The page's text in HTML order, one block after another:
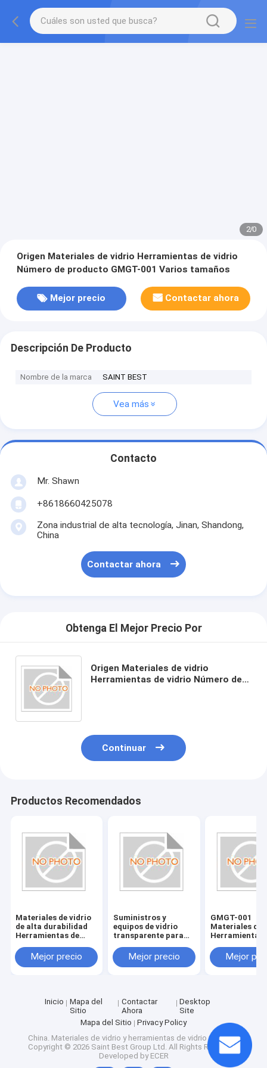
2/0
Origen Materiales de vidrio Herramientas de vidrio
Número de producto GMGT-001 Varios tamaños
Mejor precio Contactar ahora
Descripción De Producto
Nombre de la marca SAINT BEST
Vea más
Contacto
Mr. Shawn
+8618660425078
Zona industrial de alta tecnología, Jinan, Shandong,
China
Contactar ahora
Obtenga El Mejor Precio Por
Origen Materiales de vidrio
Herramientas de vidrio Número de
Continuar
Productos Recomendados
Materiales de vidrio
de alta durabilidad
Herramientas de
los arañazos y
duraderas
Mejor precio
Suministros y
equipos de vidrio
transparente para
de vidrioMejor precio
GMGT-001
Materiales de
Herramientas
VariosMejor
Inicio
Mapa del
Sitio
Contactar
Ahora
Desktop
Site
Mapa del Sitio
Privacy Policy
China. Materiales de vidrio y herramientas de vidrio Supplier.
Copyright © 2026 Saint Best Group Ltd. All Rights Reserved.
Developed by ECER